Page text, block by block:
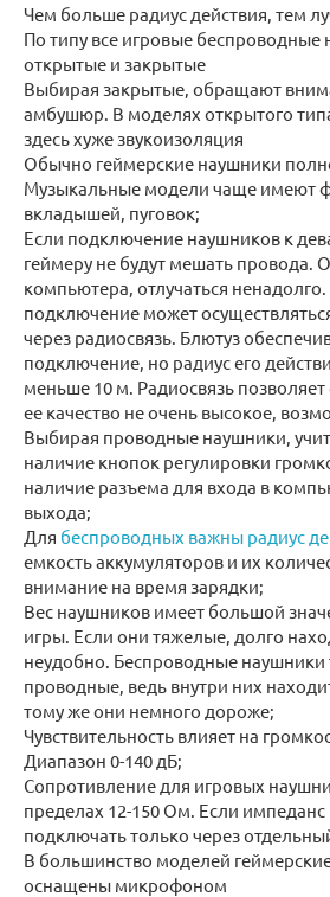
Чем больше радиус действия, тем
По типу все игровые беспроводные
открытые и закрытые
Выбирая закрытые, обращают
амбушюр. В моделях открытого
здесь хуже звукоизоляция
Обычно геймерские наушники
Музыкальные модели чаще имеют
вкладышей, пуговок;
Если подключение наушников к
геймеру не будут мешать провода.
компьютера, отлучаться
подключение может
через радиосвязь. Блютуз
подключение, но радиус его
меньше 10 м. Радиосвязь
ее качество не очень высокое,
Выбирая проводные наушники,
наличие кнопок регулировки
наличие разъема для входа в
выхода;
Для беспроводных важны радиус
емкость аккумуляторов и их
внимание на время зарядки;
Вес наушников имеет большой
игры. Если они тяжелые, долго
неудобно. Беспроводные наушники
проводные, ведь внутри них
тому же они немного дороже;
Чувствительность влияет на
Диапазон 0-140 дБ;
Сопротивление для игровых
пределах 12-150 Ом. Если
подключать только через
В большинство моделей
оснащены микрофоном